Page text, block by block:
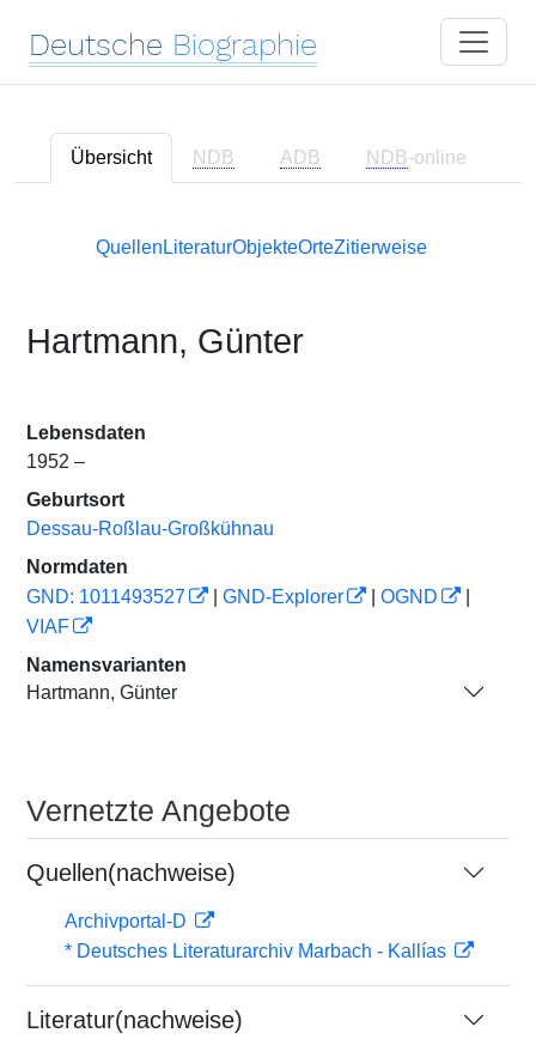
Deutsche Biographie
Übersicht NDB ADB NDB-online
Quellen LiteraturObjekteOrteZitierweise
Hartmann, Günter
Lebensdaten
1952 –
Geburtsort
Dessau-Roßlau-Großkühnau
Normdaten
GND: 1011493527
GND-Explorer OGND
VIAF
Namensvarianten
Hartmann, Günter
Vernetzte Angebote
Quellen(nachweise)
Archivportal-D
* Deutsches Literaturarchiv Marbach - Kallías
Literatur(nachweise)